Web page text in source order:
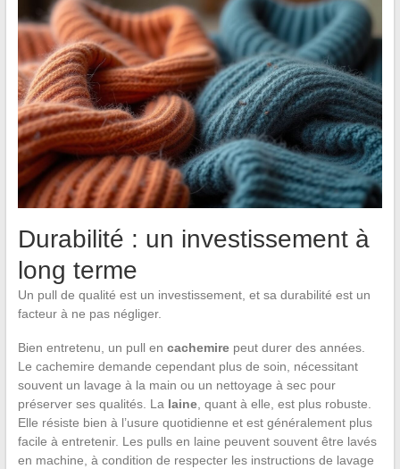
Durabilité : un investissement à
long terme
Un pull de qualité est un investissement, et sa durabilité est un
facteur à ne pas négliger.
Bien entretenu, un pull en cachemirepeut durer des années.
Le cachemire demande cependant plus de soin, nécessitant
souvent un lavage à la main ou un nettoyage à sec pour
préserver ses qualités. La laine, quant à elle, est plus robuste.
Elle résiste bien à l’usure quotidienne et est généralement plus
facile à entretenir. Les pulls en laine peuvent souvent être lavés
en machine, à condition de respecter les instructions de lavage